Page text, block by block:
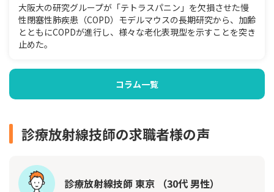
大阪大の研究グループが「テトラスパニン」を欠損させた慢
性閉塞性肺疾患（COPD）モデルマウスの長期研究から、加齢
とともにCOPDが進行し、様々な老化表現型を示すことを突き
止めた。
コラム一覧
診療放射線技師の求職者様の声
診療放射線技師 東京 （30代 男性）